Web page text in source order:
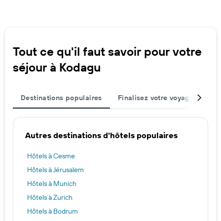
Tout ce qu'il faut savoir pour votre
séjour à Kodagu
Destinations populaires Finalisez votre voyage
Autres destinations d'hôtels populaires
Hôtels à Cesme
Hôtels à Jérusalem
Hôtels à Munich
Hôtels à Zurich
Hôtels à Bodrum